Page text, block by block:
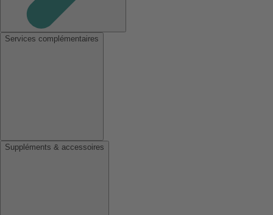
Services complémentaires
Suppléments & accessoires